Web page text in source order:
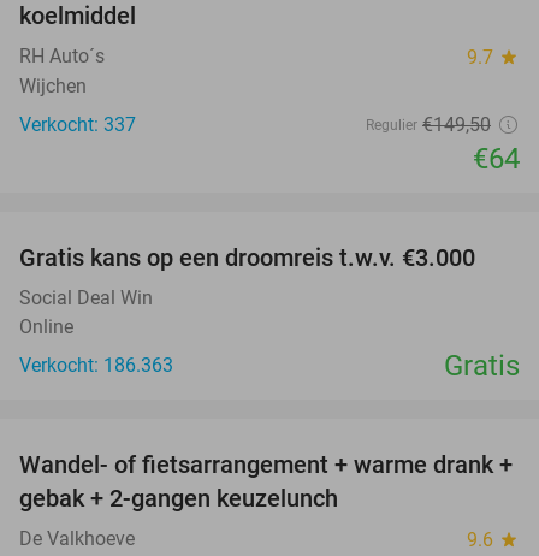
koelmiddel
RH Auto´s 9.7 star
Wijchen
Verkocht: 337
Regulier €149,50
€64
Gratis kans op een droomreis t.w.v. €3.000
Social Deal Win
Online
Verkocht: 186.363
Gratis
46%
Wandel- of fietsarrangement + warme drank +
gebak + 2-gangen keuzelunch
De Valkhoeve 9.6 star